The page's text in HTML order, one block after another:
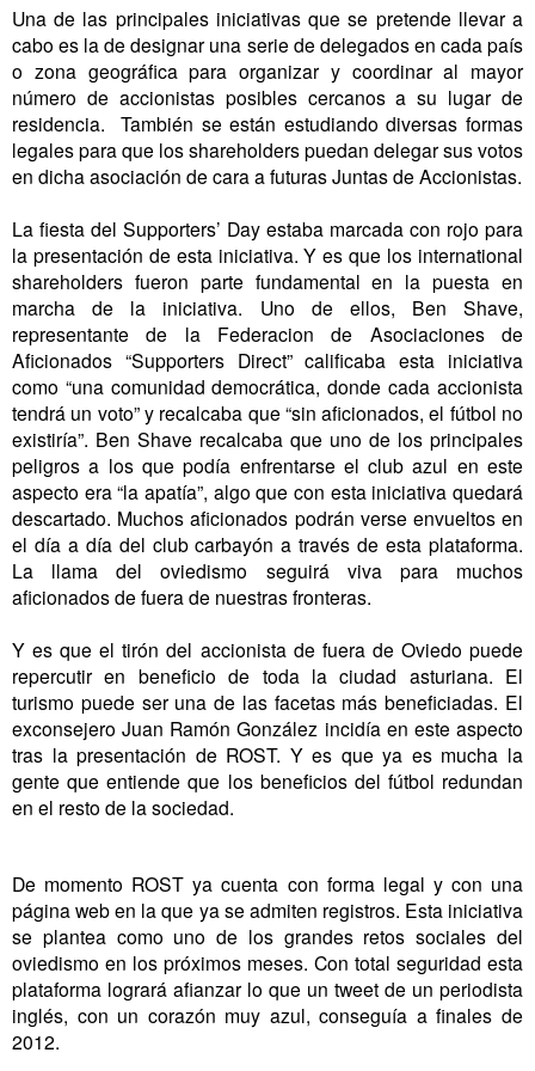
Una de las principales iniciativas que se pretende llevar a
cabo es la de designar una serie de delegados en cada país
o zona geográfica para organizar y coordinar al mayor
número de accionistas posibles cercanos a su lugar de
residencia. También se están estudiando diversas formas
legales para que los shareholders puedan delegar sus votos
en dicha asociación de cara a futuras Juntas de Accionistas.
La fiesta del Supporters’ Day estaba marcada con rojo para
la presentación de esta iniciativa. Y es que los international
shareholders fueron parte fundamental en la puesta en
marcha de la iniciativa. Uno de ellos, Ben Shave,
representante de la Federacion de Asociaciones de
Aficionados “Supporters Direct” calificaba esta iniciativa
como “una comunidad democrática, donde cada accionista
tendrá un voto” y recalcaba que “sin aficionados, el fútbol no
existiría”. Ben Shave recalcaba que uno de los principales
peligros a los que podía enfrentarse el club azul en este
aspecto era “la apatía”, algo que con esta iniciativa quedará
descartado. Muchos aficionados podrán verse envueltos en
el día a día del club carbayón a través de esta plataforma.
La llama del oviedismo seguirá viva para muchos
aficionados de fuera de nuestras fronteras.
Y es que el tirón del accionista de fuera de Oviedo puede
repercutir en beneficio de toda la ciudad asturiana. El
turismo puede ser una de las facetas más beneficiadas. El
exconsejero Juan Ramón González incidía en este aspecto
tras la presentación de ROST. Y es que ya es mucha la
gente que entiende que los beneficios del fútbol redundan
en el resto de la sociedad.
De momento ROST ya cuenta con forma legal y con una
página web en la que ya se admiten registros. Esta iniciativa
se plantea como uno de los grandes retos sociales del
oviedismo en los próximos meses. Con total seguridad esta
plataforma logrará afianzar lo que un tweet de un periodista
inglés, con un corazón muy azul, conseguía a finales de
2012.